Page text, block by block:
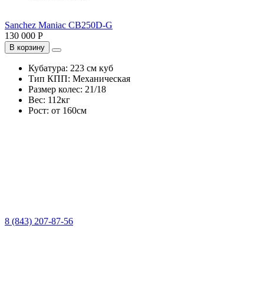
Sanchez Maniac CB250D-G
130 000 Р
В корзину
Кубатура: 223 см куб
Тип КПП: Механическая
Размер колес: 21/18
Вес: 112кг
Рост: от 160см
8 (843) 207-87-56